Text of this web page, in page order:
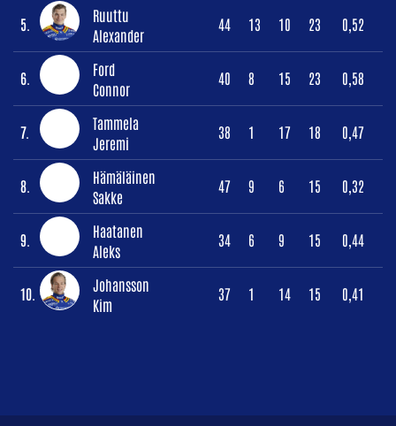
5.
Ruuttu
Alexander
44 13 10 23 0,52
6.
Ford
Connor
40 8 15 23 0,58
7.
Tammela
Jeremi
38 1 17 18 0,47
8.
Hämäläinen
Sakke
47 9 6 15 0,32
9.
Haatanen
Aleks
34 6 9 15 0,44
10.
Johansson
Kim
37 1 14 15 0,41